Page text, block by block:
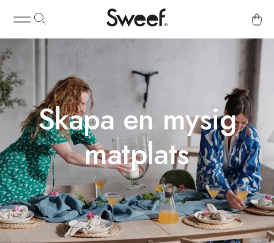
Skapa en mysig
matplats